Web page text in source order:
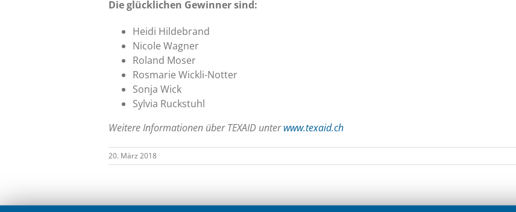
Die glücklichen Gewinner sind:
Heidi Hildebrand
Nicole Wagner
Roland Moser
Rosmarie Wickli-Notter
Sonja Wick
Sylvia Ruckstuhl
Weitere Informationen über TEXAID unterwww.texaid.ch
20. März 2018